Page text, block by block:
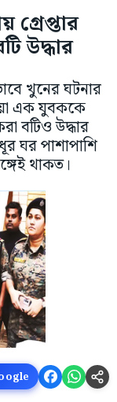
উদ্ধার
খুনের ঘটনার
এক যুবককে
বটিও উদ্ধার
ঘর পাশাপাশি
থাকত।